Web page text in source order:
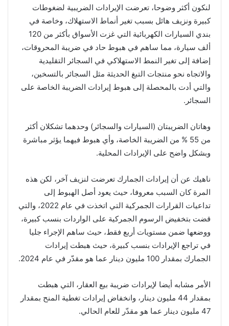
لنكون أكثر وضوحا، تعرضت الإيرادات الضريبية لضغوطات
كبيرة ونزيف هائل بسبب تغير أنماط الاستهلاك، وخاصة في
بندي السيارات الكهربائية التي غزت الأسواق بأكثر من 120
ألف سيارة، مما ساهم في هبوط حاد في ضريبة المحروقات،
إضافة إلى تغير النمط الاستهلاكي في السجائر التقليدية
والاتجاه نحو منتجات التبغ الحديثة مثل السجائر بالتسخين،
والتي أدت بالمحصلة إلى هبوط إيرادات الضريبة الخاصة على
السجائر.
وهاتان الضريبتان (السيارات والسجائر) وحدهما تشكلان أكثر
من 55 % من الضريبة الخاصة، وأي هبوط فيهما يؤثر مباشرة
وبشكل واضح على الإيرادات المحلية.
ناهيك عن أن إيرادات الجمارك تعرضت لنزيف آخر، لكن هذه
المرة كان السبب معروفا، حيث يعود أصل الهبوط إلى
تداعيات القرارات الجمركية التي اتخذت في عام 2022، والتي
قضت بتخفيض الرسوم الجمركية على الواردات بنسب كبيرة،
ووضعها ضمن مستويات أربع فقط، حيث ساهم الإجراء جليا
في تراجع الإيرادات بنسب كبيرة، حيث هبطت إيرادات
الجمارك بمقدار 100 مليون دينار عما هو مقدّر في عام 2024.
الأمر مشابه أيضا لإيرادات ضريبة بيع العقار، التي هبطت
بمقدار 44 مليون دينار، وانخفاض إيرادات تغطية المنح بمقدار
47 مليون دينار عما هو مقدّر للعام الحالي.